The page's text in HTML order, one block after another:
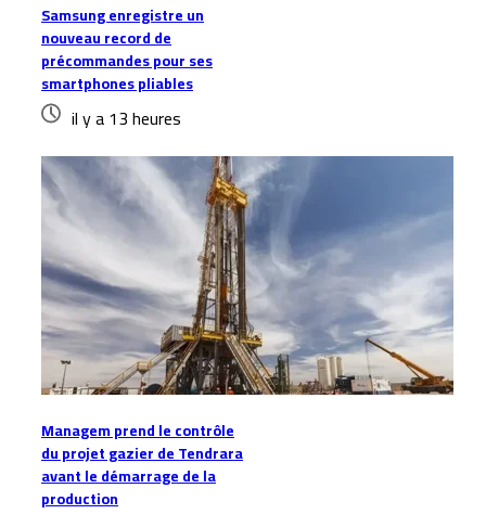
Samsung enregistre un
nouveau record de
précommandes pour ses
smartphones pliables
il y a 13 heures
Managem prend le contrôle
du projet gazier de Tendrara
avant le démarrage de la
production